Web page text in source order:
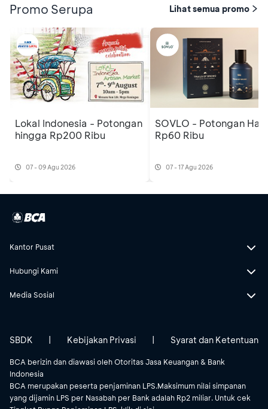
Promo Serupa Lihat semua promo
Lokal Indonesia - Potongan
hingga Rp200 Ribu
07 - 09 Agu 2026
SOVLO - Potongan
Rp60 Ribu
07 - 17 Agu 2026
Kantor Pusat
Hubungi Kami
Media Sosial
BCA berizin dan diawasi oleh Otoritas Jasa Keuangan & Bank
Indonesia
BCA merupakan peserta penjaminan LPS.Maksimum nilai simpanan
yang dijamin LPS per Nasabah per Bank adalah Rp2 miliar. Untuk cek
SBDK | Kebijakan Privasi | Syarat dan Ketentuan